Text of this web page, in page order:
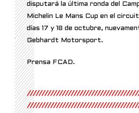
disputará la última ronda del
Michelin Le Mans Cup en el
días 17 y 18 de octubre,
Gebhardt Motorsport.
Prensa FCAD.